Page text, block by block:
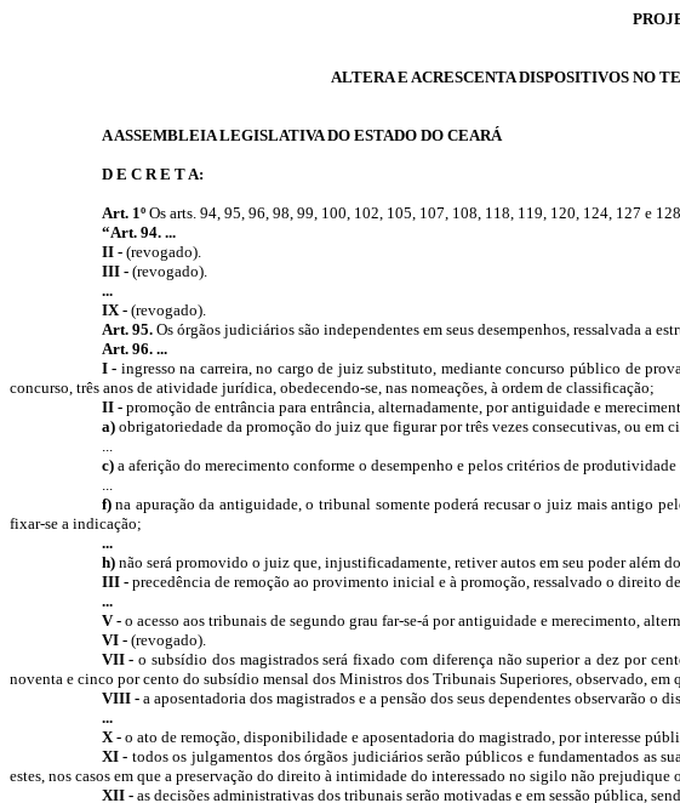
ALTERA E ACRESCENTA DISPOSITIVOS NO
A ASSEMBLEIA LEGISLATIVA DO ESTADO DO CEARÁ
D E C R E T A:
Art. 1ºOs arts. 94, 95, 96, 98, 99, 100, 102, 105, 107, 108, 118, 119, 120, 124, 127 e
“Art. 94. ...
II -(revogado).
III -(revogado).
...
IX -(revogado).
Art. 95.Os órgãos judiciários são independentes em seus desempenhos, ressalvada a
Art. 96. ...
I - ingresso na carreira, no cargo de juiz substituto, mediante concurso público de
concurso, três anos de atividade jurídica, obedecendo-se, nas nomeações, à ordem de classificação;
II -promoção de entrância para entrância, alternadamente, por antiguidade e
a)obrigatoriedade da promoção do juiz que figurar por três vezes consecutivas, ou em
...
c)a aferição do merecimento conforme o desempenho e pelos critérios de
...
f)na apuração da antiguidade, o tribunal somente poderá recusar o juiz mais antigo
fixar-se a indicação;
...
h)não será promovido o juiz que, injustificadamente, retiver autos em seu poder além
III -precedência de remoção ao provimento inicial e à promoção, ressalvado o direito
...
V - o acesso aos tribunais de segundo grau far-se-á por antiguidade e merecimento,
VI - (revogado).
VII - o subsídio dos magistrados será fixado com diferença não superior a dez por
noventa e cinco por cento do subsídio mensal dos Ministros dos Tribunais Superiores, observado,
VIII -a aposentadoria dos magistrados e a pensão dos seus dependentes observarão o
...
X -o ato de remoção, disponibilidade e aposentadoria do magistrado, por interesse
XI - todos os julgamentos dos órgãos judiciários serão públicos e fundamentados as
estes, nos casos em que a preservação do direito à intimidade do interessado no sigilo não prejudique
XII -as decisões administrativas dos tribunais serão motivadas e em sessão pública,